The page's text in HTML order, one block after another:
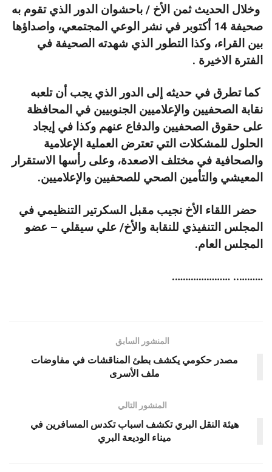
وخلال الحديث ثمن الأخ / باحشوان الدور الذي تقوم به
صحيفة 14 أكتوبر في نشر الوعي المجتمعي، واصداؤها
بين القراء، وكذا التطور الذي شهدته الصحيفة في
الفترة الاخيرة .
كما تطرق في حديثه إلى الدور الذي يجب أن تلعبه
نقابة الصحفيين والإعلاميين الجنوبيين في المحافظة
على حقوق الصحفيين والدفاع عنهم وكذا في إيجاد
الحلول للمشكلات التي تعترض العملية الإعلامية
والصحافية في مختلف الاصعدة، وعلى رأسها الاستقرار
المعيشي والتأمين الصحي للصحفيين والإعلاميين.
حضر اللقاء الأخ نجيب مقبل السكرتير التنظيمي في
المجلس التنفيذي للنقابة والأخ/ علي سيقلي – عضو
المجلس العام.
……….. ………………….
المنشور السابق
مصدر حكومي يكشف بطئ المناقشات في مفاوضات
ملف الأسرى
المنشور التالي
هيئة النقل البري تكشف اسباب تكدس المسافرين في
ميناء الوديعة البري